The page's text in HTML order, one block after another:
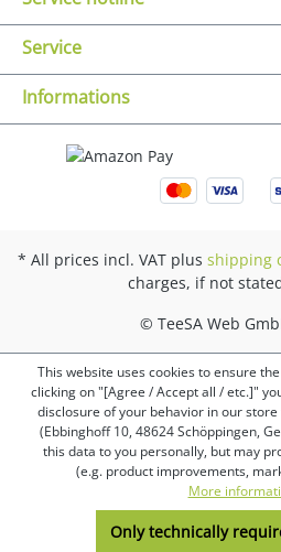
Service
Informations
* All prices incl. VAT plus shipping
charges, if not
© TeeSA Web
This website uses cookies to ensure
clicking on "[Agree / Accept all / etc.]"
disclosure of your behavior in our
(Ebbinghoff 10, 48624 Schöppingen,
this data to you personally, but may
(e.g. product improvements,
More
Only technically